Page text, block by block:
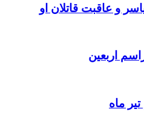
و عاقبت قاتلان او
ماه